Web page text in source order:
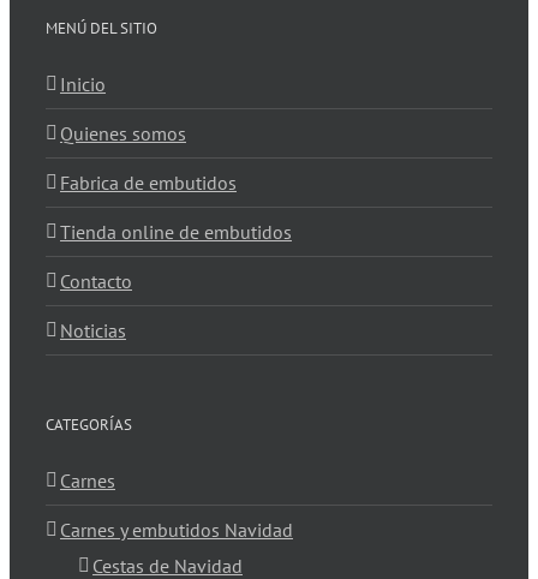
MENÚ DEL SITIO
Inicio
Quienes somos
Fabrica de embutidos
Tienda online de embutidos
Contacto
Noticias
CATEGORÍAS
Carnes
Carnes y embutidos Navidad
Cestas de Navidad